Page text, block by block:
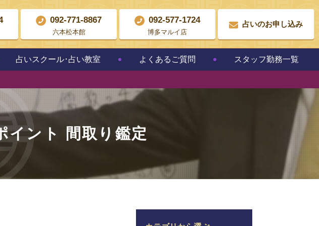
092-771-8867
六本松本館
092-577-1724
博多マルイ店
占いのお申し込み
占いスクール･占い教室 よくあるご質問 スタッフ勤務一覧
イント 間取り鑑定